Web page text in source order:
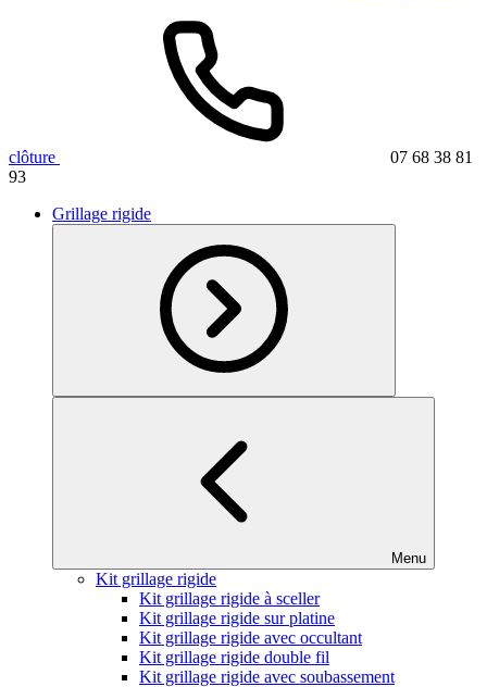
clôture
07 68 38 81
93
Grillage rigide
Menu
Kit grillage rigide
Kit grillage rigide à sceller
Kit grillage rigide sur platine
Kit grillage rigide avec occultant
Kit grillage rigide double fil
Kit grillage rigide avec soubassement